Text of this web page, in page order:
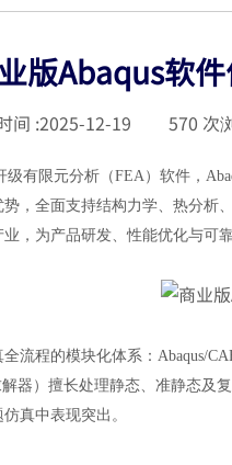
版Abaqus软
间 :2025-12-19 570 次
有限元分析（FEA）软件，
，全面支持结构力学、热分
，为产品研发、性能优化与可
全流程的模块化体系：Abaqus/
解器）擅长处理静态、准静态
真中表现突出。